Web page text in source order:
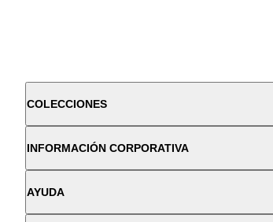
COLECCIONES
INFORMACIÓN CORPORATIVA
AYUDA